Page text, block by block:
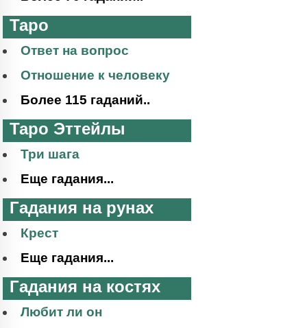
Таро
Ответ на вопрос
Отношение к человеку
Более 115 гаданий..
Таро Эттейлы
Три шага
Еще гадания...
Гадания на рунах
Крест
Еще гадания...
Гадания на костях
Любит ли он